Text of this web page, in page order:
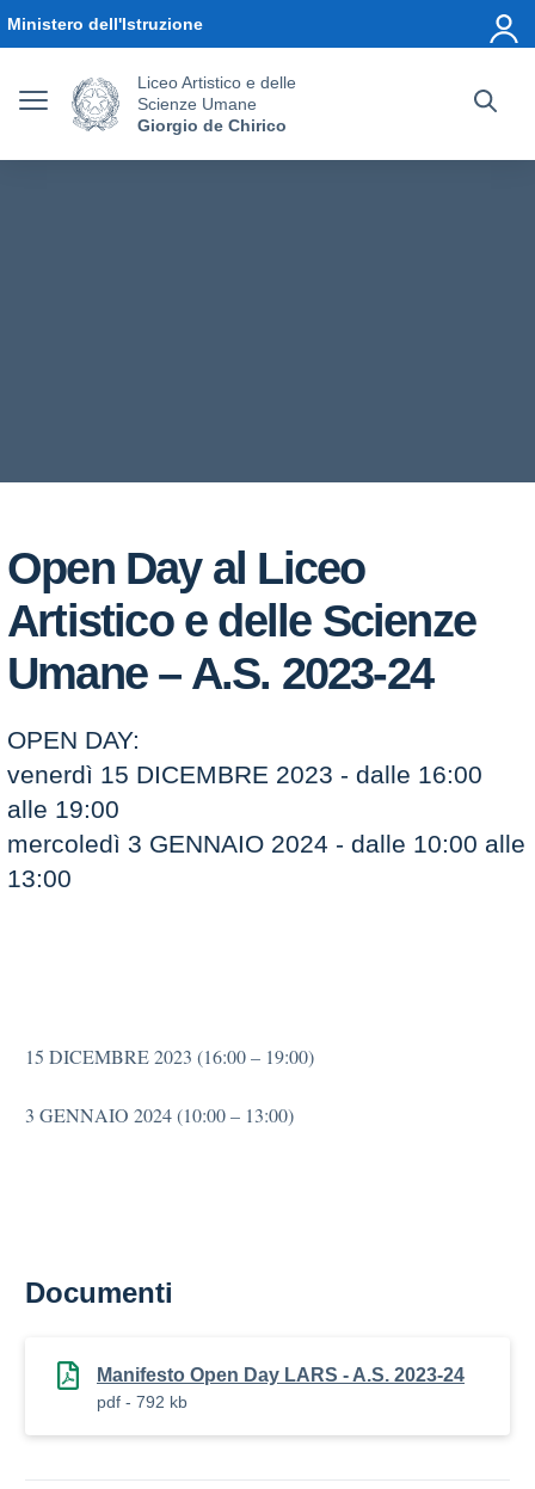
Ministero dell'Istruzione
Liceo Artistico e delle
Scienze Umane
Giorgio de Chirico
Open Day al Liceo
Artistico e delle Scienze
Umane – A.S. 2023-24
OPEN DAY:
venerdì 15 DICEMBRE 2023 - dalle 16:00
alle 19:00
mercoledì 3 GENNAIO 2024 - dalle 10:00 alle
13:00
15 DICEMBRE 2023 (16:00 – 19:00)
3 GENNAIO 2024 (10:00 – 13:00)
Documenti
Manifesto Open Day LARS - A.S. 2023-24
pdf - 792 kb